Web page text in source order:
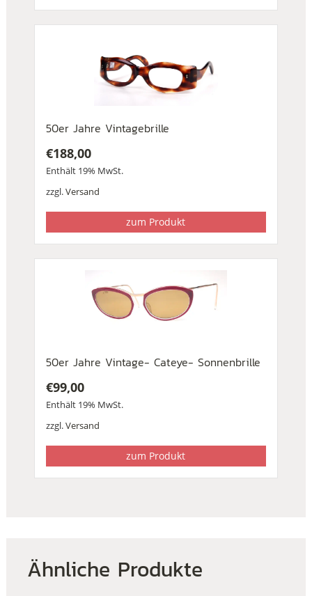
50er Jahre Vintagebrille
€188,00
Enthält 19% MwSt.
zzgl.Versand
zum Produkt
50er Jahre Vintage- Cateye- Sonnenbrille
€99,00
Enthält 19% MwSt.
zzgl.Versand
zum Produkt
Ähnliche Produkte